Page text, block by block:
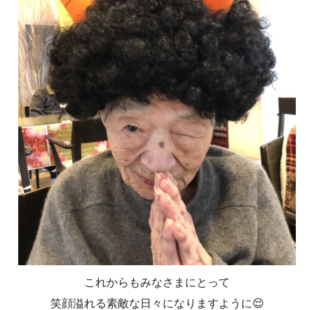
これからもみなさまにとって
笑顔溢れる素敵な日々になりますように😌